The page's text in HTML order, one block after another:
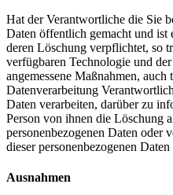
Hat der Verantwortliche die Sie
Daten öffentlich gemacht und
deren Löschung verpflichtet, so
verfügbaren Technologie und
angemessene Maßnahmen,
Datenverarbeitung
Daten verarbeiten, darüber zu
Person von ihnen die Löschung
personenbezogenen Daten oder
dieser personenbezogenen
Ausnahmen